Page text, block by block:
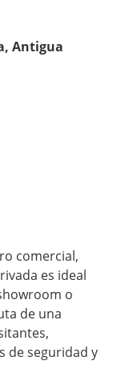
Antigua
comercial,
es ideal
o
de una
de seguridad y